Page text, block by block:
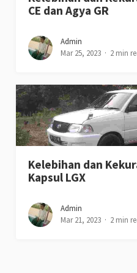
CE dan Agya GR
Admin
Mar 25, 2023
2 min
Kelebihan dan
Kapsul LGX
Admin
Mar 21, 2023
2 min